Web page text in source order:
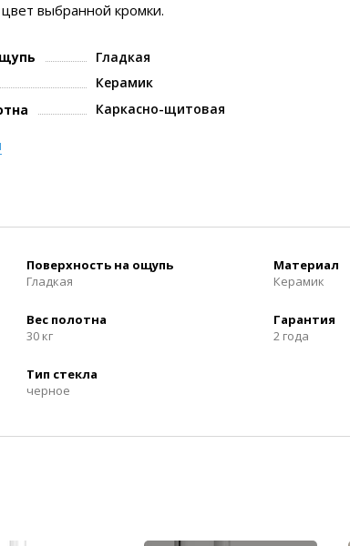
цвет выбранной кромки.
Гладкая
Керамик
Каркасно-щитовая
Поверхность на ощупь
Гладкая
Материал
Керамик
Вес полотна
30 кг
Гарантия
2 года
Тип стекла
черное